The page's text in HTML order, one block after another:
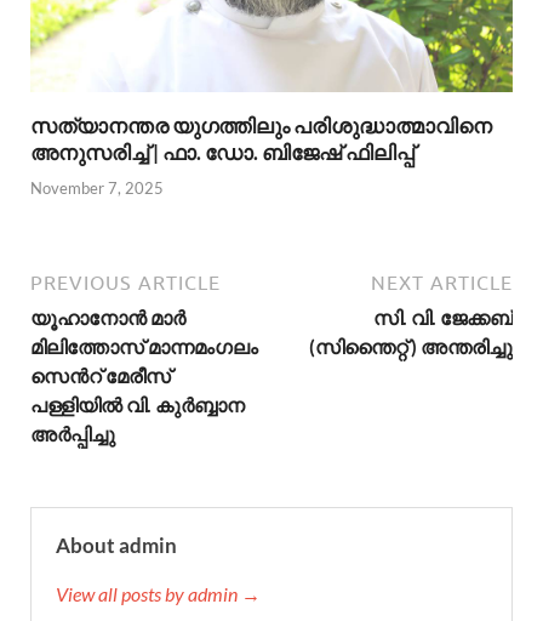
സത്യാനന്തര യുഗത്തിലും പരിശുദ്ധാത്മാവിനെ
അനുസരിച്ച് | ഫാ. ഡോ. ബിജേഷ് ഫിലിപ്പ്
November 7, 2025
PREVIOUS ARTICLE
യൂഹാനോൻ മാർ
മിലിത്തോസ് മാന്നമംഗലം
സെന്‍റ് മേരീസ്
പള്ളിയിൽ വി. കുർബ്ബാന
അര്‍പ്പിച്ചു
NEXT ARTICLE
സി. വി. ജേക്കബ്
(സിന്തൈറ്റ് ) അന്തരിച്ചു
About admin
View all posts by admin →